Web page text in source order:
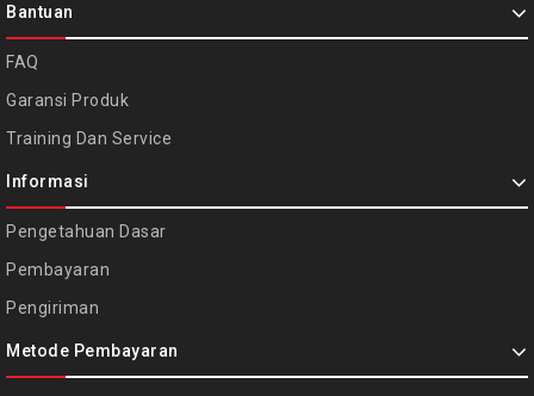
Bantuan
FAQ
Garansi Produk
Training Dan Service
Informasi
Pengetahuan Dasar
Pembayaran
Pengiriman
Metode Pembayaran